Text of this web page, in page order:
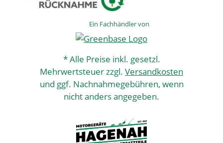
Ein Fachhändler von
* Alle Preise inkl. gesetzl.
Mehrwertsteuer zzgl. Versandkosten
und ggf. Nachnahmegebühren, wenn
nicht anders angegeben.